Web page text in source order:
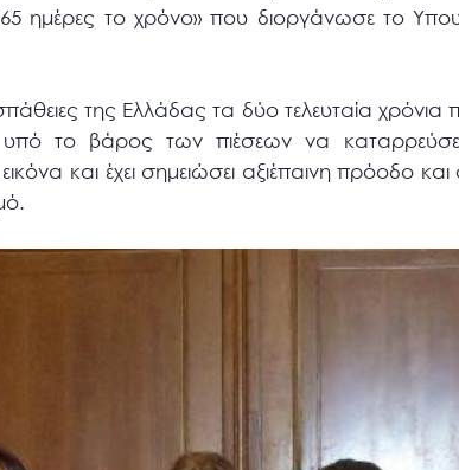
ημέρες το χρόνο» που διοργάνωσε το
της Ελλάδας τα δύο τελευταία χρόνια
το βάρος των πιέσεων να καταρρεύσει,
και έχει σημειώσει αξιέπαινη πρόοδο